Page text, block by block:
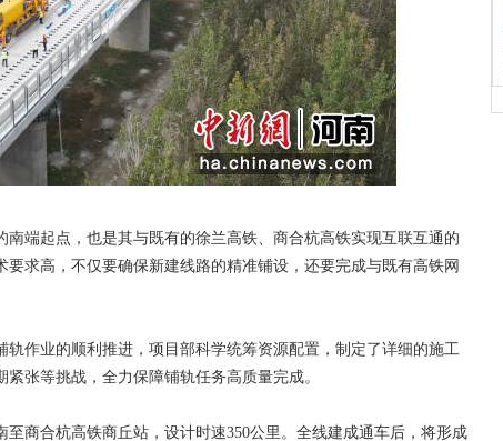
端起点，也是其与既有的徐兰高铁、商合杭高铁实现互联互通的
求高，不仅要确保新建线路的精准铺设，还要完成与既有高铁网
作业的顺利推进，项目部科学统筹资源配置，制定了详细的施工
张等挑战，全力保障铺轨任务高质量完成。
商合杭高铁商丘站，设计时速350公里。全线建成通车后，将形成